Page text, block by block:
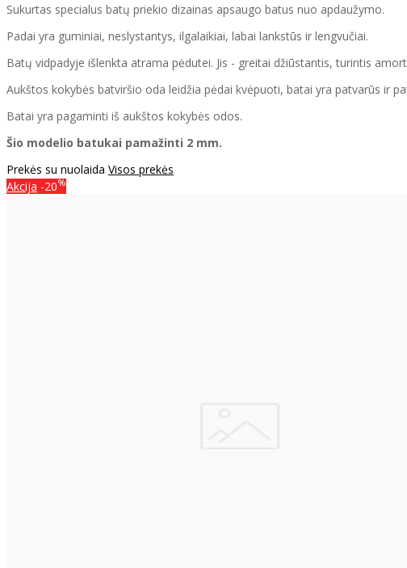
Sukurtas specialus batų priekio dizainas apsaugo batus nuo apdaužymo.
Padai yra guminiai, neslystantys, ilgalaikiai, labai lankstūs ir lengvučiai.
Batų vidpadyje išlenkta atrama pėdutei. Jis - greitai džiūstantis, turintis
Aukštos kokybės batviršio oda leidžia pėdai kvėpuoti, batai yra patvarūs ir
Batai yra pagaminti iš aukštos kokybės odos.
Šio modelio batukai pamažinti 2 mm.
Prekės su nuolaida Visos prekės
Akcija -20%